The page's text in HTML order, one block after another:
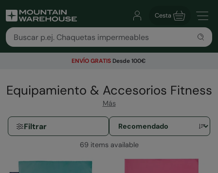
Cesta
ENVÍO GRATISDesde 100€
Equipamiento & Accesorios Fitness
Más
Filtrar
69 items available